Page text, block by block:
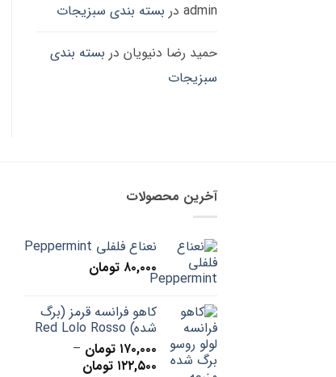
admin در بسته بندی سبزیجات
حمید رضا دنیویان در بسته بندی
سبزیجات
آخرین محصولات
نعناع فلفلی Peppermint
۸۰,۰۰۰ تومان
کاهو فرانسه قرمز (برگ
شده) Red Lolo Rosso
۱۷۰,۰۰۰ تومان –
۱۲۲,۵۰۰ تومان